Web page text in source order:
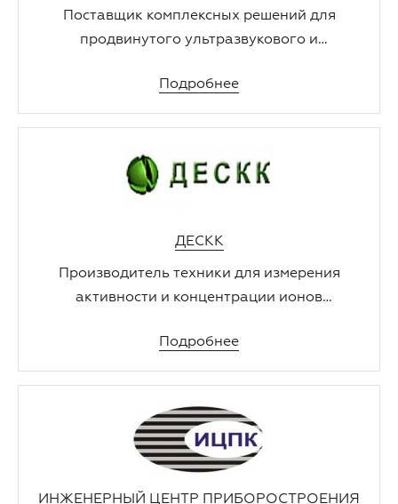
Поставщик комплексных решений для
продвинутого ультразвукового и
Подробнее
ДЕСКК
Производитель техники для измерения
активности и концентрации ионов
Подробнее
ИНЖЕНЕРНЫЙ ЦЕНТР ПРИБОРОСТРОЕНИЯ